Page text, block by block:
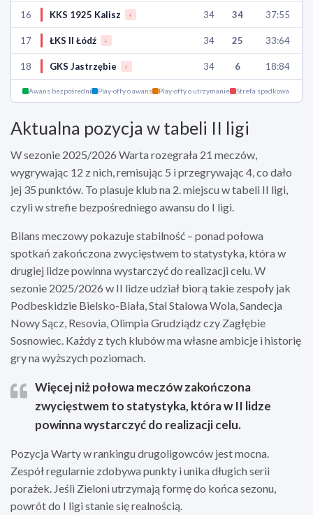
16 KKS 1925 Kalisz ↓ 34 34 37:55
17 ŁKS II Łódź ↓ 34 25 33:64
18 GKS Jastrzębie ↓ 34 6 18:84
Awans bezpośredni Play-offy o awans Play-offy o utrzymanie Strefa spadkowa
Aktualna pozycja w tabeli II ligi
W sezonie 2025/2026 Warta rozegrała 21 meczów,
wygrywając 12 z nich, remisując 5 i przegrywając 4, co dało
jej 35 punktów. To plasuje klub na 2. miejscu w tabeli II ligi,
czyli w strefie bezpośredniego awansu do I ligi.
Bilans meczowy pokazuje stabilność – ponad połowa
spotkań zakończona zwycięstwem to statystyka, która w
drugiej lidze powinna wystarczyć do realizacji celu. W
sezonie 2025/2026 w II lidze udział biorą takie zespoły jak
Podbeskidzie Bielsko-Biała, Stal Stalowa Wola, Sandecja
Nowy Sącz, Resovia, Olimpia Grudziądz czy Zagłębie
Sosnowiec. Każdy z tych klubów ma własne ambicje i historię
gry na wyższych poziomach.
Więcej niż połowa meczów zakończona
zwycięstwem to statystyka, która w II lidze
powinna wystarczyć do realizacji celu.
Pozycja Warty w rankingu drugoligowców jest mocna.
Zespół regularnie zdobywa punkty i unika długich serii
porażek. Jeśli Zieloni utrzymają formę do końca sezonu,
powrót do I ligi stanie się realnością.